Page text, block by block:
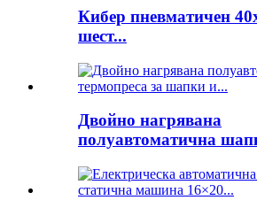
Кибер пневматичен
шест...
Двойно нагрявана
полуавтоматична